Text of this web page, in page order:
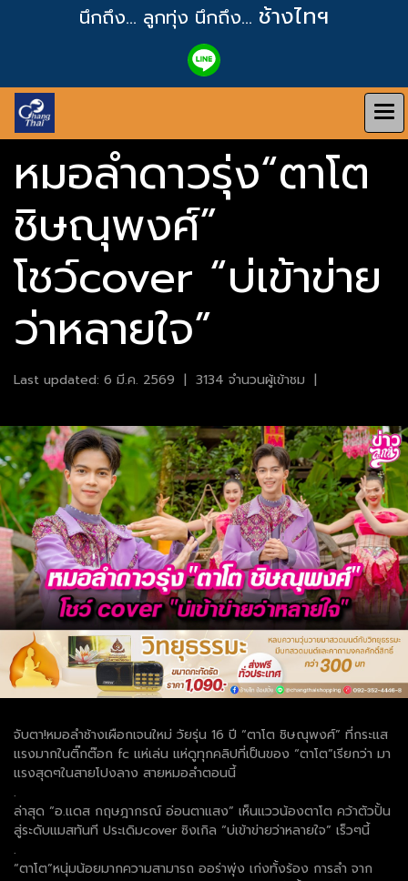
นึกถึง... ลูกทุ่ง นึกถึง... ช้างไทฯ
หมอลำดาวรุ่ง“ตาโต
ชิษณุพงศ์”
โชว์cover “บ่เข้าข่าย
ว่าหลายใจ”
Last updated: 6 มี.ค. 2569 | 3134 จำนวนผู้เข้าชม |
จับตา!หมอลำช้างเผือกเจนใหม่ วัยรุ่น 16 ปี “ตาโต ชิษณุพงศ์” ที่กระแส
แรงมากในติ๊กต๊อก fc แห่เล่น แห่ดูทุกคลิปที่เป็นของ “ตาโต”เรียกว่า มา
แรงสุดๆในสายโปงลาง สายหมอลำตอนนี้
.
ล่าสุด “อ.แดส กฤษฎากรณ์ อ่อนตาแสง” เห็นแววน้องตาโต คว้าตัวปั้น
สู่ระดับแมสทันที ประเดิมcover ซิงเกิล “บ่เข้าข่ายว่าหลายใจ” เร็วๆนี้
.
“ตาโต”หนุ่มน้อยมากความสามารถ ออร่าพุ่ง เก่งทั้งร้อง การลำ จาก